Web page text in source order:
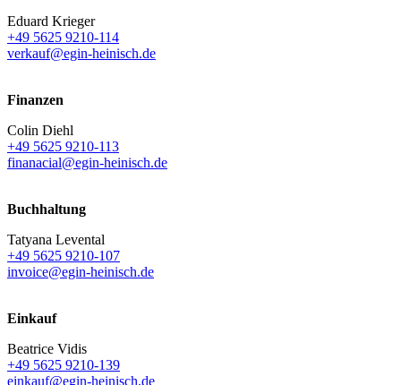
Eduard Krieger
+49 5625 9210-114
verkauf@egin-heinisch.de
Finanzen
Colin Diehl
+49 5625 9210-113
finanacial@egin-heinisch.de
Buchhaltung
Tatyana Levental
+49 5625 9210-107
invoice@egin-heinisch.de
Einkauf
Beatrice Vidis
+49 5625 9210-139
einkauf@egin-heinisch.de